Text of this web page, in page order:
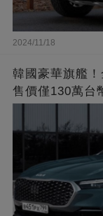
2024/11/18
韓國豪華旗艦
售價僅130萬台